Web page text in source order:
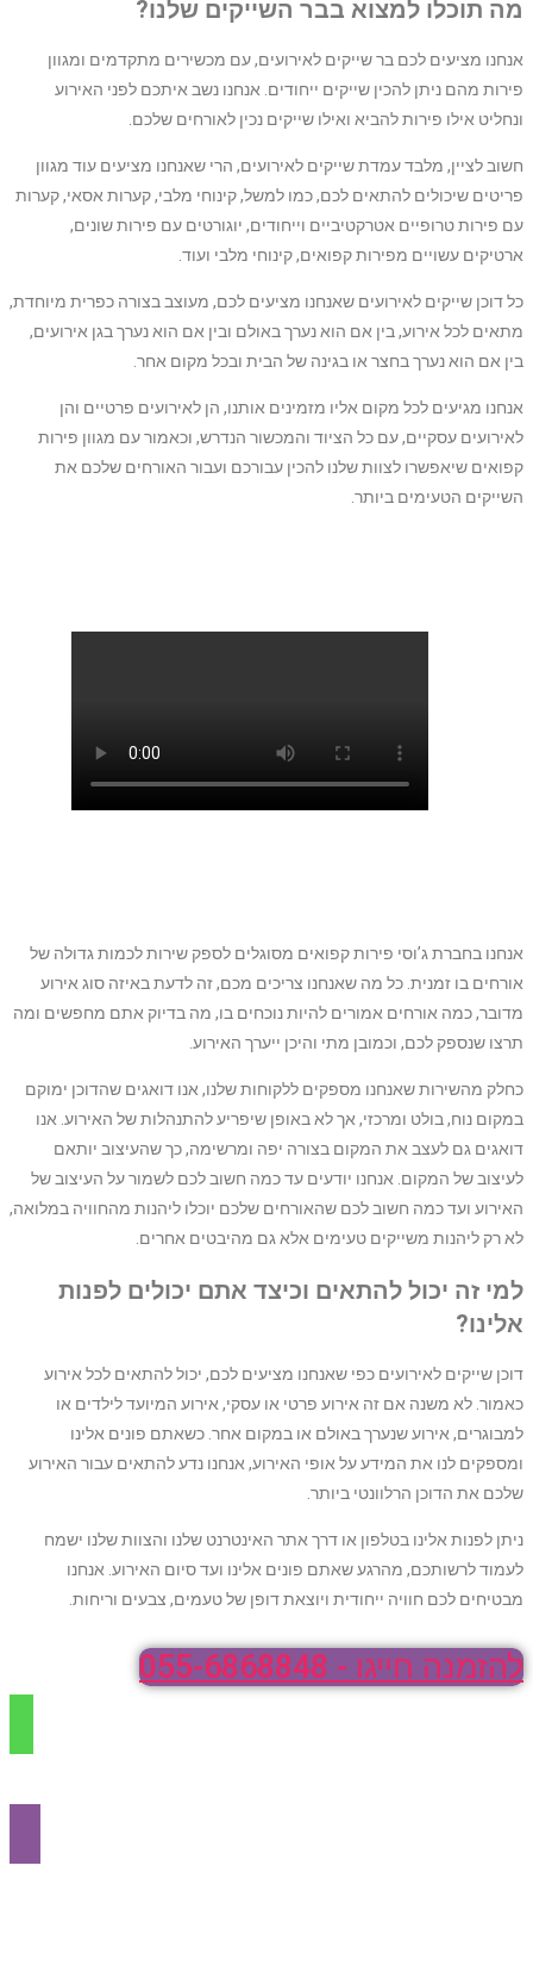
מה תוכלו למצוא בבר השייקים שלנו?
אנחנו מציעים לכם בר שייקים לאירועים, עם מכשירים מתקדמים ומגוון
פירות מהם ניתן להכין שייקים ייחודים. אנחנו נשב איתכם לפני האירוע
ונחליט אילו פירות להביא ואילו שייקים נכין לאורחים שלכם.
חשוב לציין, מלבד עמדת שייקים לאירועים, הרי שאנחנו מציעים עוד מגוון
פריטים שיכולים להתאים לכם, כמו למשל, קינוחי מלבי, קערות אסאי, קערות
עם פירות טרופיים אטרקטיביים וייחודים, יוגורטים עם פירות שונים,
ארטיקים עשויים מפירות קפואים, קינוחי מלבי ועוד.
כל דוכן שייקים לאירועים שאנחנו מציעים לכם, מעוצב בצורה כפרית מיוחדת,
מתאים לכל אירוע, בין אם הוא נערך באולם ובין אם הוא נערך בגן אירועים,
בין אם הוא נערך בחצר או בגינה של הבית ובכל מקום אחר.
אנחנו מגיעים לכל מקום אליו מזמינים אותנו, הן לאירועים פרטיים והן
לאירועים עסקיים, עם כל הציוד והמכשור הנדרש, וכאמור עם מגוון פירות
קפואים שיאפשרו לצוות שלנו להכין עבורכם ועבור האורחים שלכם את
השייקים הטעימים ביותר.
אנחנו בחברת ג’וסי פירות קפואים מסוגלים לספק שירות לכמות גדולה של
אורחים בו זמנית. כל מה שאנחנו צריכים מכם, זה לדעת באיזה סוג אירוע
מדובר, כמה אורחים אמורים להיות נוכחים בו, מה בדיוק אתם מחפשים ומה
תרצו שנספק לכם, וכמובן מתי והיכן ייערך האירוע.
כחלק מהשירות שאנחנו מספקים ללקוחות שלנו, אנו דואגים שהדוכן ימוקם
במקום נוח, בולט ומרכזי, אך לא באופן שיפריע להתנהלות של האירוע. אנו
דואגים גם לעצב את המקום בצורה יפה ומרשימה, כך שהעיצוב יותאם
לעיצוב של המקום. אנחנו יודעים עד כמה חשוב לכם לשמור על העיצוב של
האירוע ועד כמה חשוב לכם שהאורחים שלכם יוכלו ליהנות מהחוויה במלואה,
לא רק ליהנות משייקים טעימים אלא גם מהיבטים אחרים.
למי זה יכול להתאים וכיצד אתם יכולים לפנות
אלינו?
דוכן שייקים לאירועים כפי שאנחנו מציעים לכם, יכול להתאים לכל אירוע
כאמור. לא משנה אם זה אירוע פרטי או עסקי, אירוע המיועד לילדים או
למבוגרים, אירוע שנערך באולם או במקום אחר. כשאתם פונים אלינו
ומספקים לנו את המידע על אופי האירוע, אנחנו נדע להתאים עבור האירוע
שלכם את הדוכן הרלוונטי ביותר.
ניתן לפנות אלינו בטלפון או דרך אתר האינטרנט שלנו והצוות שלנו ישמח
לעמוד לרשותכם, מהרגע שאתם פונים אלינו ועד סיום האירוע. אנחנו
מבטיחים לכם חוויה ייחודית ויוצאת דופן של טעמים, צבעים וריחות.
להזמנה חייגו - 055-6868848